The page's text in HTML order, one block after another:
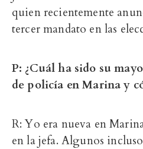
quien recientemente
tercer mandato en las
P: ¿Cuál ha sido su
de policía en Marina y
R: Yo era nueva en
en la jefa. Algunos